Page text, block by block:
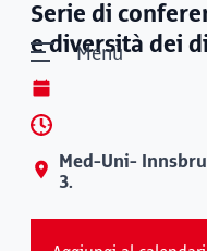
Menù
Serie di
e diversità dei
Med-Uni-
3.